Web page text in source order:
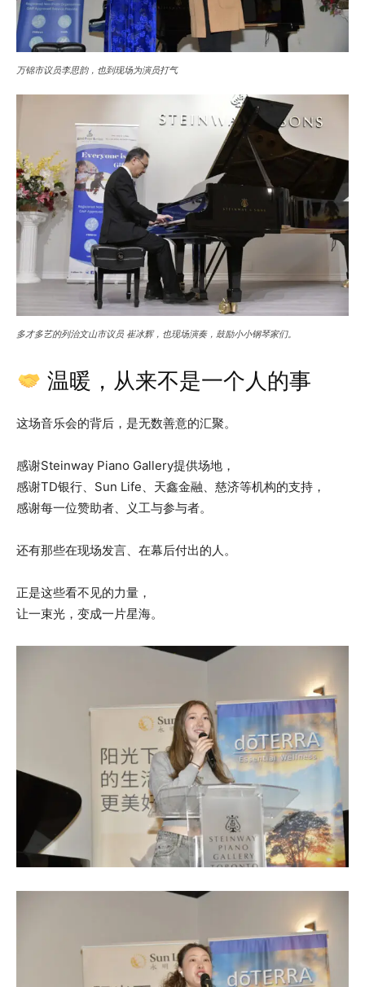
万锦市议员李思韵，也到现场为演员打气
多才多艺的列治文山市议员 崔冰辉，也现场演奏，鼓励小小钢琴家们。
温暖，从来不是一个人的事
这场音乐会的背后，是无数善意的汇聚。
感谢Steinway Piano Gallery提供场地，
感谢TD银行、Sun Life、天鑫金融、慈济等机构的支持，
感谢每一位赞助者、义工与参与者。
还有那些在现场发言、在幕后付出的人。
正是这些看不见的力量，
让一束光，变成一片星海。